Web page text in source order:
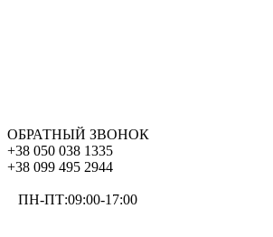
ОБРАТНЫЙ ЗВОНОК
+38 050 038 1335
+38 099 495 2944
ПН-ПТ:09:00-17:00